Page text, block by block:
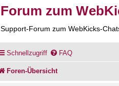
Forum zum
Support-Forum zum WebKicks-
Schnellzugriff FAQ
Foren-Übersicht